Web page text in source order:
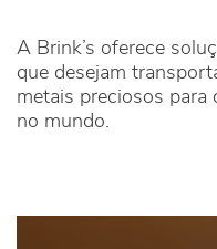
A Brink’s oferece
que desejam
metais preciosos para
no mundo.